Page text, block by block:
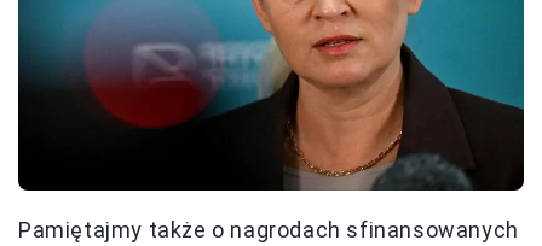
Pamiętajmy także o nagrodach sfinansowanych